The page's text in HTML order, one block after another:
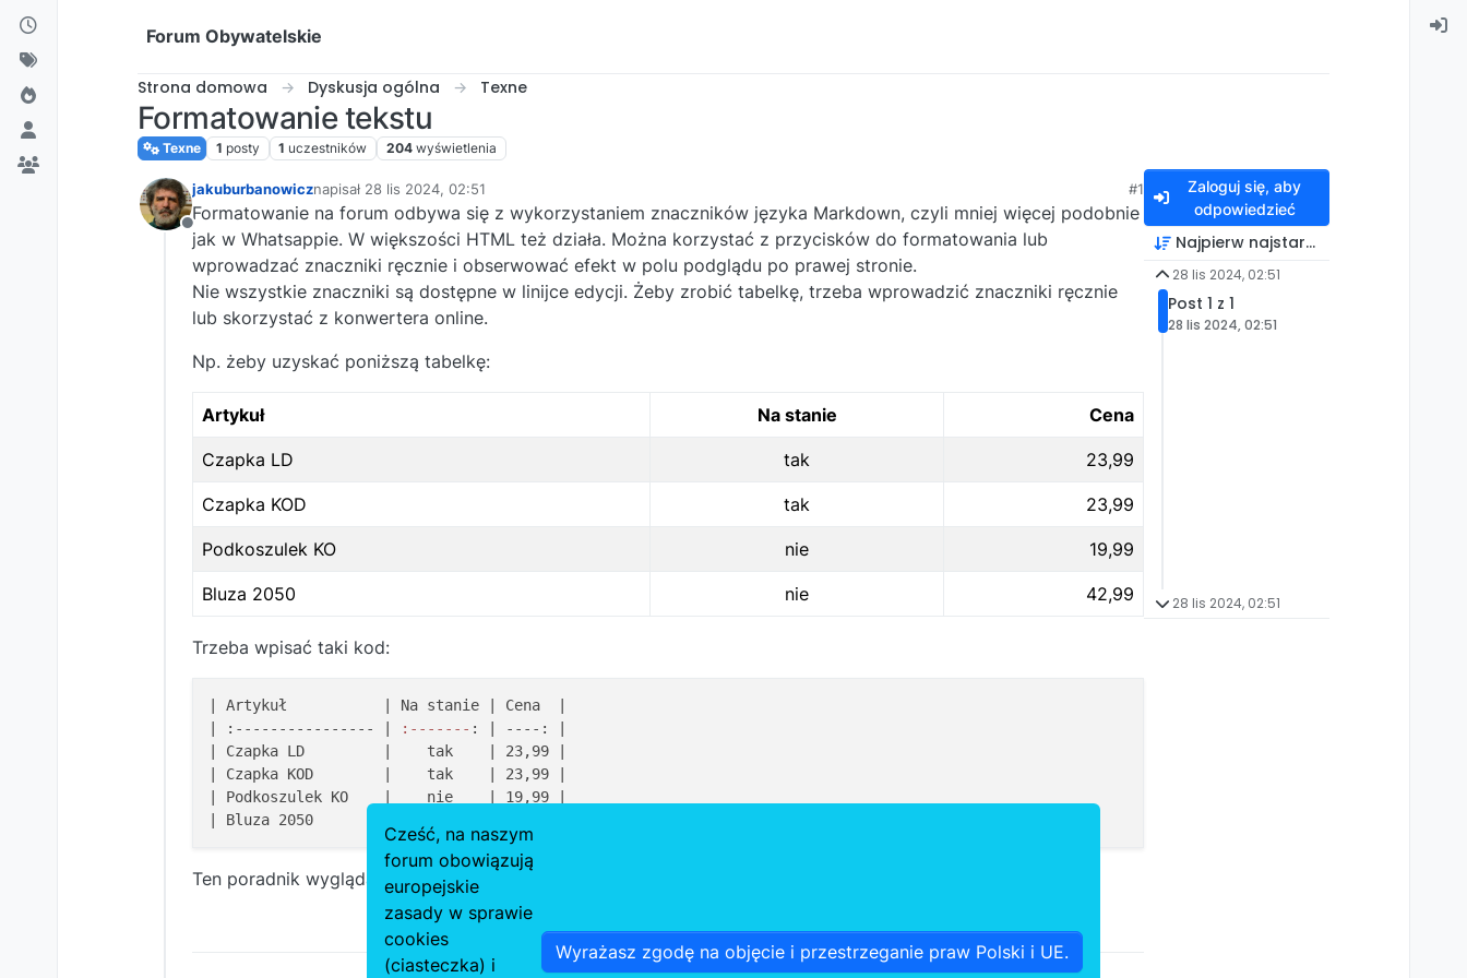
Przejdź do treści
Forum Obywatelskie
Strona domowa Dyskusja ogólna Texne
Formatowanie tekstu
Texne 1 posty 1 uczestników 204 wyświetlenia
Niedostępny
jakuburbanowicznapisał 28 lis 2024, 02:51
ostatnio edytowany przez
#1
Formatowanie na forum odbywa się z wykorzystaniem znaczników języka Markdown, czyli mniej więcej podobnie
jak w Whatsappie. W większości HTML też działa. Można korzystać z przycisków do formatowania lub
wprowadzać znaczniki ręcznie i obserwować efekt w polu podglądu po prawej stronie.
Nie wszystkie znaczniki są dostępne w linijce edycji. Żeby zrobić tabelkę, trzeba wprowadzić znaczniki ręcznie
lub skorzystać z konwertera online.
Np. żeby uzyskać poniższą tabelkę:
Artykuł Na stanie Cena
Czapka LD tak 23,99
Czapka KOD tak 23,99
Podkoszulek KO nie 19,99
Bluza 2050 nie 42,99
Trzeba wpisać taki kod:
| Artykuł           | Na stanie
| Cena  |
| :---------------- |
:------- :
| ----: |
| Czapka LD         |
    tak
| 23,99 |
| Czapka KOD        |
    tak
| 23,99 |
| Podkoszulek KO    |
    nie
| 19,99 |
| Bluza 2050        |
Ten poradnik wygląda w miarę kompletnie:
Zaloguj się, aby
odpowiedzieć
Najpierw najstarsze
28 lis 2024, 02:51
Post 1 z 1
28 lis 2024, 02:51
28 lis 2024, 02:51
Cześć, na naszym
forum obowiązują
europejskie
zasady w sprawie
cookies
(ciasteczka) i
Wyrażasz zgodę na objęcie i przestrzeganie praw Polski i UE.